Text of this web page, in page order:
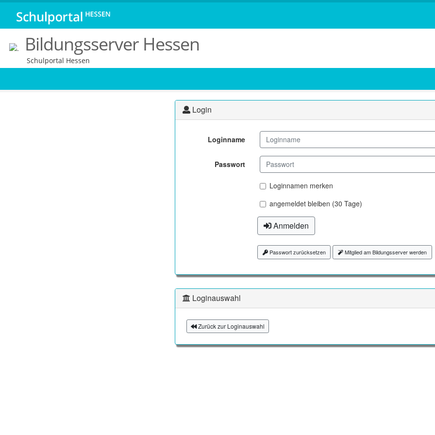
Bildungsserver Hessen
Schulportal Hessen
Login
Loginname
Passwort
Loginnamen merken
angemeldet bleiben (30 Tage)
Anmelden
Passwort zurücksetzen Mitglied am Bildungsserver werden
Loginauswahl
Zurück zur Loginauswahl